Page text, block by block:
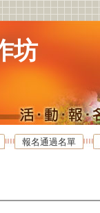
坊
報名通過名單